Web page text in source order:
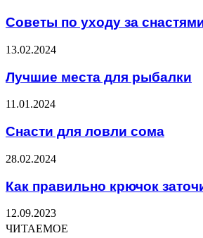
Советы по уходу за
13.02.2024
Лучшие места для рыбалки
11.01.2024
Снасти для ловли сома
28.02.2024
Как правильно крючок
12.09.2023
ЧИТАЕМОЕ